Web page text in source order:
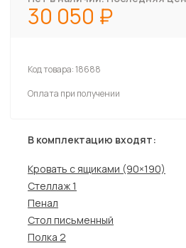
30 050
Код товара:18688
Оплата при получении
В комплектацию входят:
Кровать с ящиками (90×190)
Стеллаж 1
Пенал
Стол письменный
Полка 2